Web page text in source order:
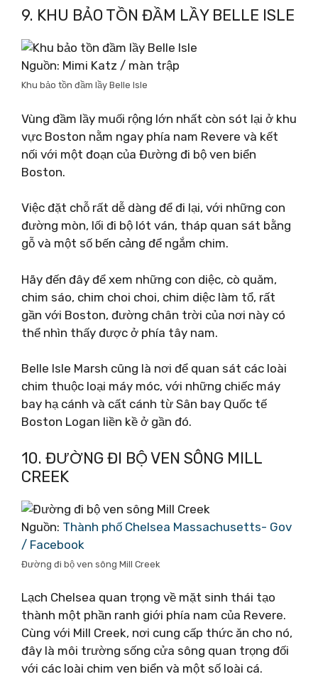
9. KHU BẢO TỒN ĐẦM LẦY BELLE ISLE
Nguồn: Mimi Katz / màn trập
Khu bảo tồn đầm lầy Belle Isle
Vùng đầm lầy muối rộng lớn nhất còn sót lại ở khu
vực Boston nằm ngay phía nam Revere và kết
nối với một đoạn của Đường đi bộ ven biển
Boston.
Việc đặt chỗ rất dễ dàng để đi lại, với những con
đường mòn, lối đi bộ lót ván, tháp quan sát bằng
gỗ và một số bến cảng để ngắm chim.
Hãy đến đây để xem những con diệc, cò quăm,
chim sáo, chim choi choi, chim diệc làm tổ, rất
gần với Boston, đường chân trời của nơi này có
thể nhìn thấy được ở phía tây nam.
Belle Isle Marsh cũng là nơi để quan sát các loài
chim thuộc loại máy móc, với những chiếc máy
bay hạ cánh và cất cánh từ Sân bay Quốc tế
Boston Logan liền kề ở gần đó.
10. ĐƯỜNG ĐI BỘ VEN SÔNG MILL
CREEK
Nguồn: Thành phố Chelsea Massachusetts- Gov
/ Facebook
Đường đi bộ ven sông Mill Creek
Lạch Chelsea quan trọng về mặt sinh thái tạo
thành một phần ranh giới phía nam của Revere.
Cùng với Mill Creek, nơi cung cấp thức ăn cho nó,
đây là môi trường sống cửa sông quan trọng đối
với các loài chim ven biển và một số loài cá.